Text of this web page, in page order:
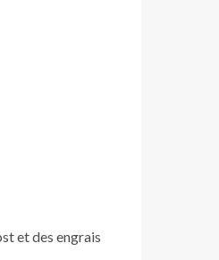
et des engrais